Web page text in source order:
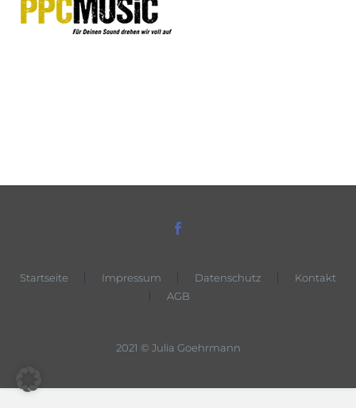
Startseite Impressum Datenschutz
Kontakt
AGB
2021 © Julia Goehrmann